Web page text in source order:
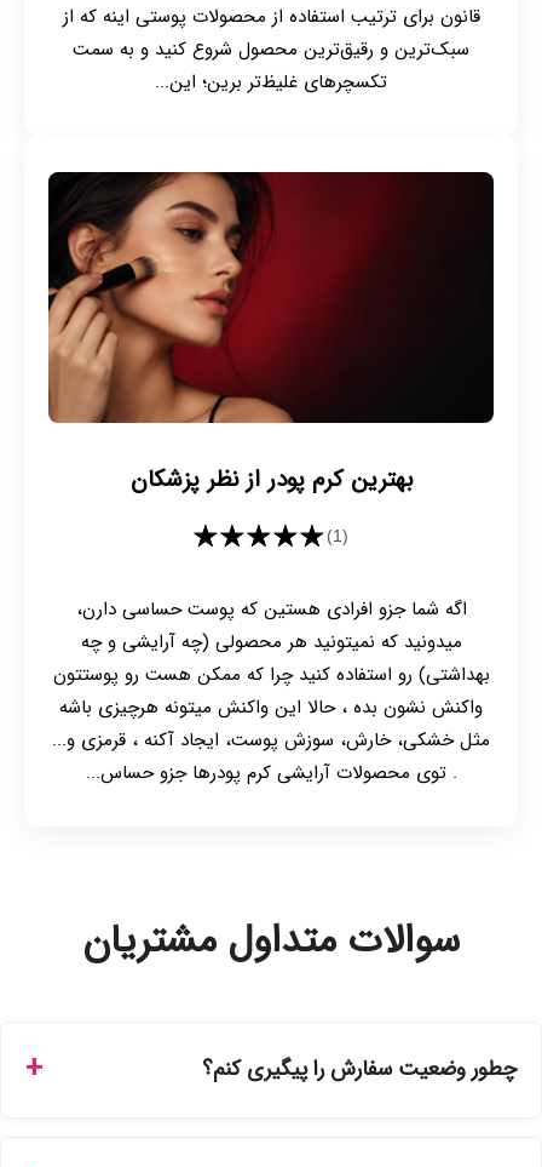
قانون برای ترتیب استفاده از محصولات پوستی اینه که از
سبک‌ترین و رقیق‌ترین محصول شروع کنید و به سمت
تکسچرهای غلیظ‌تر برین؛ این...
بهترین کرم پودر از نظر پزشکان
★★★★★(1)
اگه شما جزو افرادی هستین که پوست حساسی دارن،
میدونید که نمیتونید هر محصولی (چه آرایشی و چه
بهداشتی) رو استفاده کنید چرا که ممکن هست رو پوستتون
واکنش نشون بده ، حالا این واکنش میتونه هرچیزی باشه
مثل خشکی، خارش، سوزش پوست، ایجاد آکنه ، قرمزی و...
. توی محصولات آرایشی کرم پودرها جزو حساس...
سوالات متداول مشتریان
چطور وضعیت سفارش را پیگیری کنم؟